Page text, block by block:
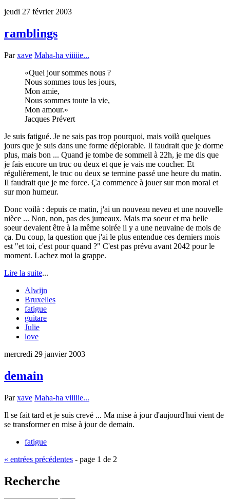
jeudi 27 février 2003
ramblings
Parxave Maha-ha viiiiie...
Quel jour sommes nous ?
Nous sommes tous les jours,
Mon amie,
Nous sommes toute la vie,
Mon amour.
Jacques Prévert
Je suis fatigué. Je ne sais pas trop pourquoi, mais voilà quelques
jours que je suis dans une forme déplorable. Il faudrait que je dorme
plus, mais bon ... Quand je tombe de sommeil à 22h, je me dis que
je fais encore un truc ou deux et que je vais me coucher. Et
régulièrement, le truc ou deux se termine passé une heure du matin.
Il faudrait que je me force. Ça commence à jouer sur mon moral et
sur mon humeur.
Donc voilà : depuis ce matin, j'ai un nouveau neveu et une nouvelle
nièce ... Non, non, pas des jumeaux. Mais ma soeur et ma belle
soeur devaient être à la même soirée il y a une neuvaine de mois de
ça. Du coup, la question que j'ai le plus entendue ces derniers mois
est "et toi, c'est pour quand ?" C'est pas prévu avant 2042 pour le
moment. Lachez moi la grappe.
Lire la suite...
Alwijn
Bruxelles
fatigue
guitare
Julie
love
mercredi 29 janvier 2003
demain
Parxave Maha-ha viiiiie...
Il se fait tard et je suis crevé ... Ma mise à jour d'aujourd'hui vient de
se transformer en mise à jour de demain.
fatigue
« entrées précédentes - page 1 de 2
Recherche